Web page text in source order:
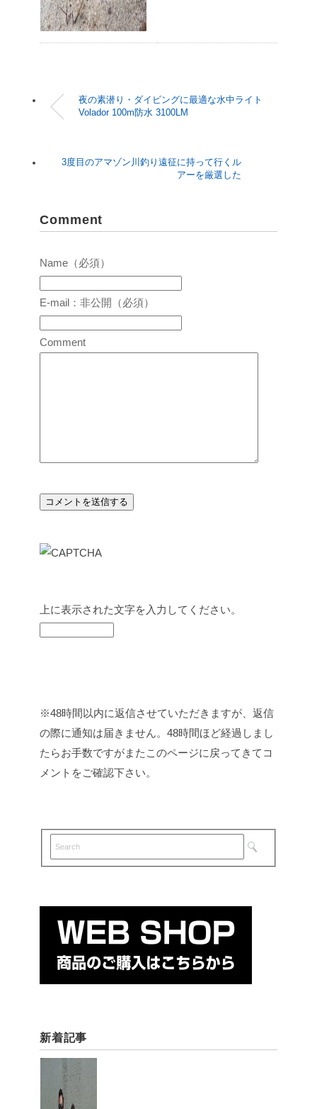
夜の素潜り・ダイビングに最適な水中ライト
Volador 100m防水 3100LM
3度目のアマゾン川釣り遠征に持って行くル
アーを厳選した
Comment
Name（必須）
E-mail：非公開（必須）
Comment
上に表示された文字を入力してください。
※48時間以内に返信させていただきますが、返信
の際に通知は届きません。48時間ほど経過しまし
たらお手数ですがまたこのページに戻ってきてコ
メントをご確認下さい。
新着記事